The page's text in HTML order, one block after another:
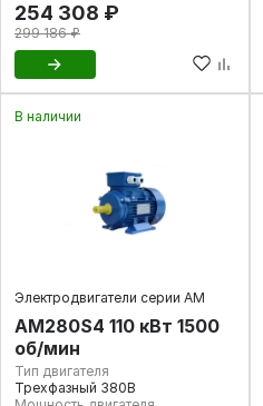
254 308 ₽
299 186 ₽
В наличии
Электродвигатели серии АМ
АМ280S4 110 кВт 1500
об/мин
Тип двигателя
Трехфазный 380В